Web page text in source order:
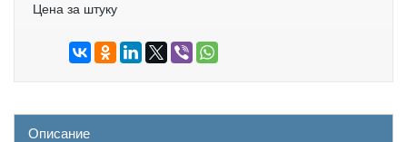
Цена за штуку
Описание